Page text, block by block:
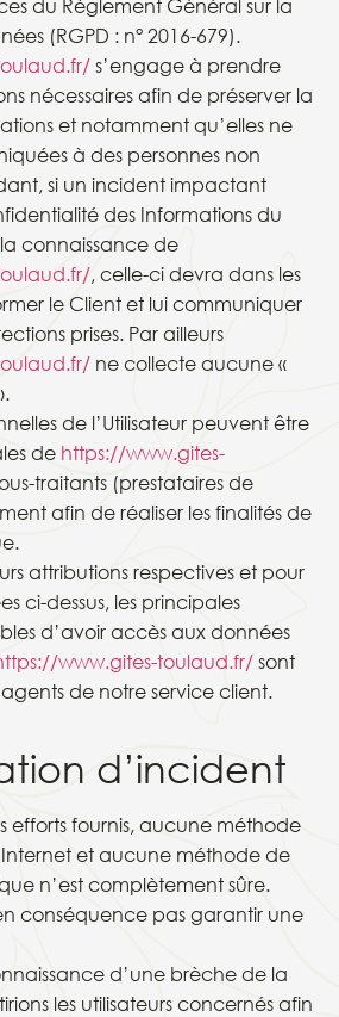
du Règlement Général sur la
(RGPD : n° 2016-679).
s’engage à prendre
nécessaires afin de préserver la
et notamment qu’elles ne
à des personnes non
si un incident impactant
des Informations du
connaissance de
, celle-ci devra dans les
le Client et lui communiquer
prises. Par ailleurs
ne collecte aucune «
de l’Utilisateur peuvent être
de https://www.gites-
traitants (prestataires de
afin de réaliser les finalités de
attributions respectives et pour
ci-dessus, les principales
d’avoir accès aux données
www.gites-toulaud.fr/ sont
de notre service client.
d’incident
efforts fournis, aucune méthode
Internet et aucune méthode de
n’est complètement sûre.
conséquence pas garantir une
d’une brèche de la
les utilisateurs concernés afin